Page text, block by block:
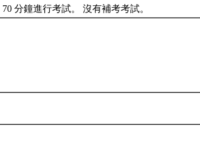
分鐘進行考試。 沒有補考考試。